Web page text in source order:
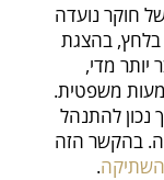
חוקר נועדה
בלחץ, בהצגת
יותר מדי,
משפטית.
להתנהל
בהקשר הזה
השתיקה.